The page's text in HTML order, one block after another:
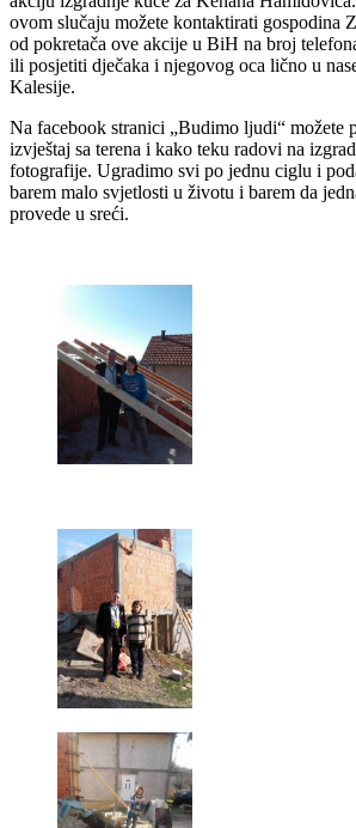
ovom slučaju možete kontaktirati gospodina
od pokretača ove akcije u BiH na broj
ili posjetiti dječaka i njegovog oca lično u
Kalesije.
Na facebook stranici „Budimo ljudi“ možete
izvještaj sa terena i kako teku radovi na
fotografije. Ugradimo svi po jednu ciglu i
barem malo svjetlosti u životu i barem da
provede u sreći.